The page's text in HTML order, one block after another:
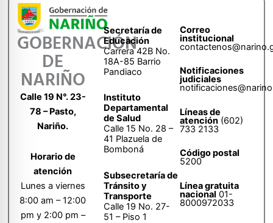
GOBERNACIÓN
DE
NARIÑO
Calle 19 N°. 23-
78 – Pasto,
Nariño.
Horario de
atención
Lunes a viernes
8:00 am – 12:00
pm y 2:00 pm –
Secretaría de
Educación
Carrera 42B No.
18A-85 Barrio
Pandiaco
Instituto
Departamental
de Salud
Calle 15 No. 28 –
41 Plazuela de
Bomboná
Subsecretaría de
Tránsito y
Transporte
Calle 19 No. 27-
51 – Piso 1
Correo
institucional
Notificaciones
judiciales
Líneas de
atención (602)
733 2133
Código postal
5200
Línea gratuita
nacional 01-
8000972033